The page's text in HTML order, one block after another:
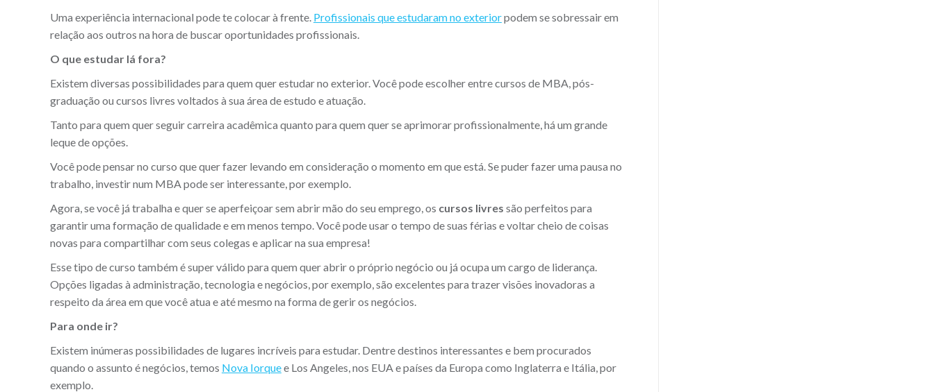
Uma experiência internacional pode te colocar à frente. Profissionais que estudaram no exteriorpodem se sobressair em
relação aos outros na hora de buscar oportunidades profissionais.
O que estudar lá fora?
Existem diversas possibilidades para quem quer estudar no exterior. Você pode escolher entre cursos de MBA, pós-
graduação ou cursos livres voltados à sua área de estudo e atuação.
Tanto para quem quer seguir carreira acadêmica quanto para quem quer se aprimorar profissionalmente, há um grande
leque de opções.
Você pode pensar no curso que quer fazer levando em consideração o momento em que está. Se puder fazer uma pausa no
trabalho, investir num MBA pode ser interessante, por exemplo.
Agora, se você já trabalha e quer se aperfeiçoar sem abrir mão do seu emprego, os cursos livres são perfeitos para
garantir uma formação de qualidade e em menos tempo. Você pode usar o tempo de suas férias e voltar cheio de coisas
novas para compartilhar com seus colegas e aplicar na sua empresa!
Esse tipo de curso também é super válido para quem quer abrir o próprio negócio ou já ocupa um cargo de liderança.
Opções ligadas à administração, tecnologia e negócios, por exemplo, são excelentes para trazer visões inovadoras a
respeito da área em que você atua e até mesmo na forma de gerir os negócios.
Para onde ir?
Existem inúmeras possibilidades de lugares incríveis para estudar. Dentre destinos interessantes e bem procurados
quando o assunto é negócios, temos Nova Iorquee Los Angeles, nos EUA e países da Europa como Inglaterra e Itália, por
exemplo.